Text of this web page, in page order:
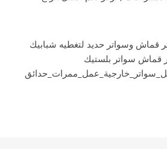
قماش وسواتر حديد لتغطيه شبابيك
قماش سواتر بلستيك